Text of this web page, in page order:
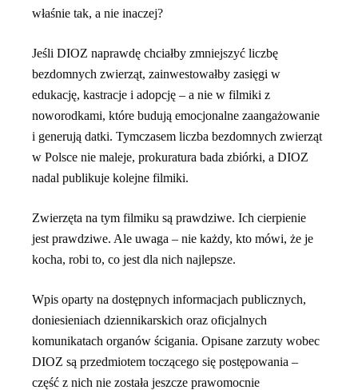
właśnie tak, a nie inaczej?
Jeśli DIOZ naprawdę chciałby zmniejszyć liczbę
bezdomnych zwierząt, zainwestowałby zasięgi w
edukację, kastracje i adopcję – a nie w filmiki z
noworodkami, które budują emocjonalne zaangażowanie
i generują datki. Tymczasem liczba bezdomnych zwierząt
w Polsce nie maleje, prokuratura bada zbiórki, a DIOZ
nadal publikuje kolejne filmiki.
Zwierzęta na tym filmiku są prawdziwe. Ich cierpienie
jest prawdziwe. Ale uwaga – nie każdy, kto mówi, że je
kocha, robi to, co jest dla nich najlepsze.
Wpis oparty na dostępnych informacjach publicznych,
doniesieniach dziennikarskich oraz oficjalnych
komunikatach organów ścigania. Opisane zarzuty wobec
DIOZ są przedmiotem toczącego się postępowania –
część z nich nie została jeszcze prawomocnie